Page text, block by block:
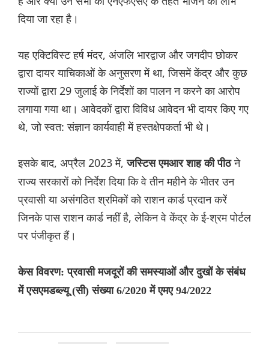
दिया जा रहा है।
यह एक्टिविस्ट हर्ष मंदर, अंजलि भारद्वाज और जगदीप छोकर
द्वारा दायर याचिकाओं के अनुसरण में था, जिसमें केंद्र और कुछ
राज्यों द्वारा 29 जुलाई के निर्देशों का पालन न करने का आरोप
लगाया गया था। आवेदकों द्वारा विविध आवेदन भी दायर किए गए
थे, जो स्वत: संज्ञान कार्यवाही में हस्तक्षेपकर्ता भी थे।
इसके बाद, अप्रैल 2023 में,जस्टिस एमआर शाह की पीठने
राज्य सरकारों को निर्देश दिया कि वे तीन महीने के भीतर उन
प्रवासी या असंगठित श्रमिकों को राशन कार्ड प्रदान करें
जिनके पास राशन कार्ड नहीं है, लेकिन वे केंद्र के ई-श्रम पोर्टल
पर पंजीकृत हैं।
केस विवरण: प्रवासी मजदूरों की समस्याओं और दुखों के संबंध
में एसएमडब्ल्यू (सी) संख्या 6/2020 में एमए 94/2022